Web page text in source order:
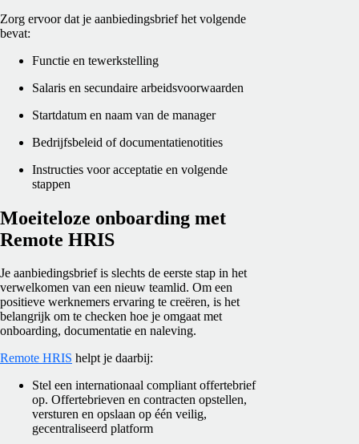
Zorg ervoor dat je aanbiedingsbrief het volgende
bevat:
Functie en tewerkstelling
Salaris en secundaire arbeidsvoorwaarden
Startdatum en naam van de manager
Bedrijfsbeleid of documentatienotities
Instructies voor acceptatie en volgende
stappen
Moeiteloze onboarding met
Remote HRIS
Je aanbiedingsbrief is slechts de eerste stap in het
verwelkomen van een nieuw teamlid. Om een
positieve werknemers ervaring te creëren, is het
belangrijk om te checken hoe je omgaat met
onboarding, documentatie en naleving.
Remote HRIS helpt je daarbij:
Stel een internationaal compliant offertebrief
op. Offertebrieven en contracten opstellen,
versturen en opslaan op één veilig,
gecentraliseerd platform